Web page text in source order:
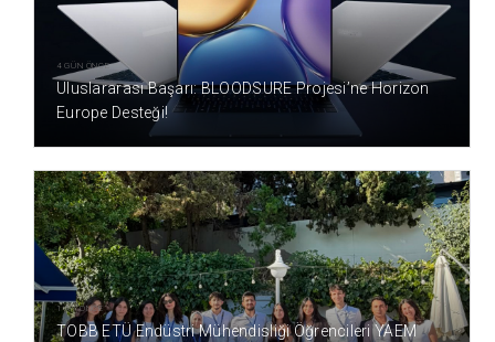
4 GÜN ÖNCE
Uluslararası Başarı: BLOODSURE Projesi’ne Horizon
Europe Desteği!
1 AY ÖNCE
TOBB ETÜ Endüstri Mühendisliği Öğrencileri YAEM